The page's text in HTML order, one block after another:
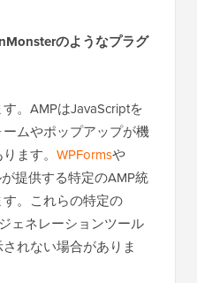
のようなプラグ
。AMPはJavaScriptを
ムやポップアップが機
ます。 WPFormsや
提供する特定のAMP統
。これらの特定の
ェネレーションツール
れない場合がありま